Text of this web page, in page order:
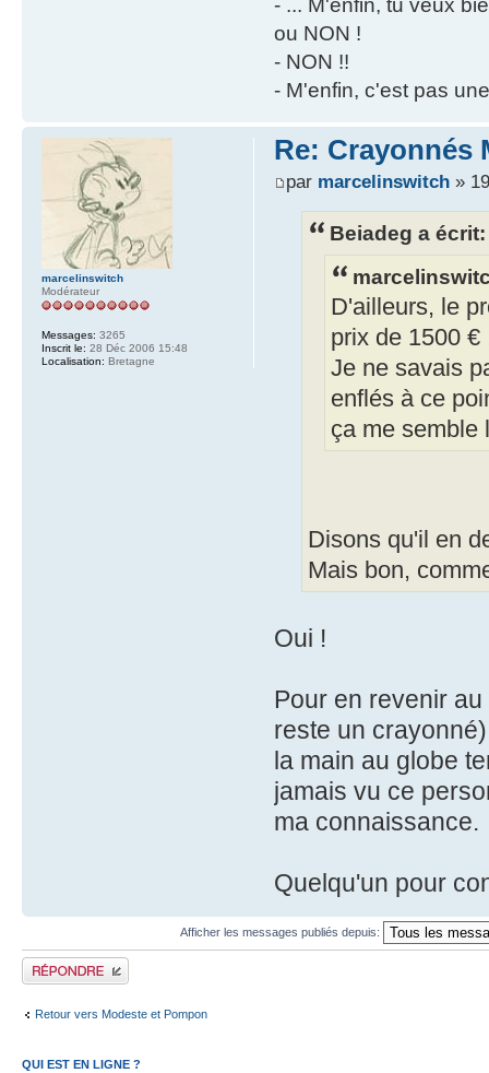
ou NON !
- NON !!
- M'enfin, c'est pas
Re: Crayonnés
par marcelinswitch»
Beiadeg a écrit:
D'ailleurs, le
prix de 1500
Je ne savais
enflés à ce
ça me semble
Disons qu'il en
Mais bon,
Oui !
Pour en revenir
reste un
la main au globe
jamais vu ce
ma connaissance.
Quelqu'un pour
marcelinswitch
Modérateur
Messages: 3265
Inscrit le: 28 Déc 2006 15:48
Localisation: Bretagne
Afficher les messages publiés depuis:
Publier une réponse
Retour vers Modeste et Pompon
QUI EST EN LIGNE ?